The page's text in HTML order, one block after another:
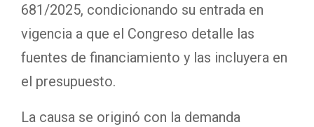
681/2025, condicionando su entrada en
vigencia a que el Congreso detalle las
fuentes de financiamiento y las incluyera en
el presupuesto.
La causa se originó con la demanda